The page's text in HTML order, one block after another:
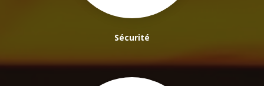
Sécurité